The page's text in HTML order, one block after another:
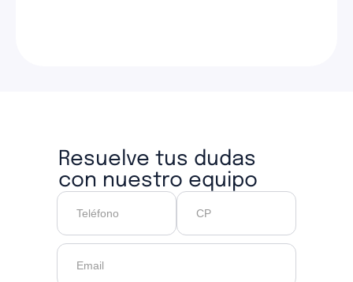
Resuelve tus dudas
con nuestro equipo